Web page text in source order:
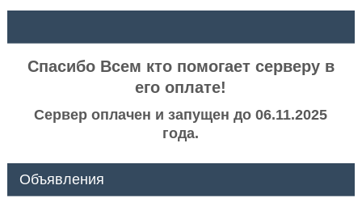
Спасибо Всем кто помогает серверу в
его оплате!
Сервер оплачен и запущен до 06.11.2025
года.
Объявления